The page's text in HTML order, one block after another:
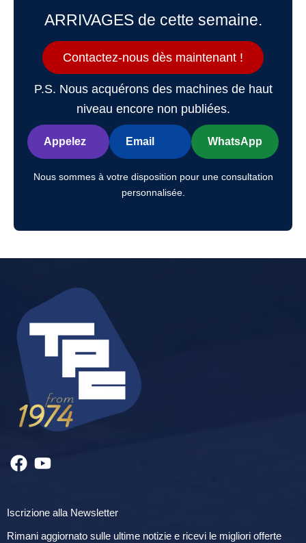
ARRIVAGES de cette semaine.
Contactez-nous dès maintenant !
P.S. Nous acquérons des machines de haut
niveau encore non publiées.
Appelez Email WhatsApp
Nous sommes à votre disposition pour une consultation
personnalisée.
Iscrizione alla Newsletter
Rimani aggiornato sulle ultime notizie e ricevi le migliori offerte